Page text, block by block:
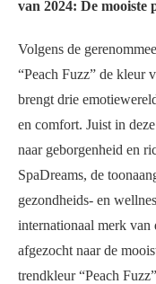
van 2024: De mooiste
Volgens de
“Peach Fuzz” de kleur
brengt drie
en comfort. Juist in
naar geborgenheid en
SpaDreams, de
gezondheids- en
internationaal merk van
afgezocht naar de
trendkleur “Peach